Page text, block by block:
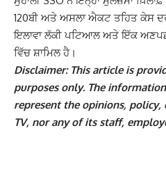
120ਬੀ ਅਤੇ ਅਸਲਾ ਐਕਟ ਤਹਿਤ ਕੇਸ
ਇਲਾਵਾ ਲੱਕੀ ਪਟਿਆਲ ਅਤੇ ਇੱਕ
ਵਿੱਚ ਸ਼ਾਮਿਲ ਹੈ।
Disclaimer: This article is
purposes only. The
represent the opinions,
TV, nor any of its staff,